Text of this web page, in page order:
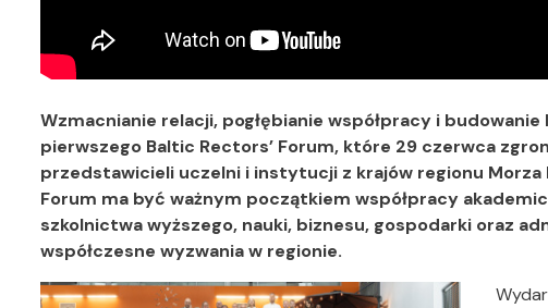
Wzmacnianie relacji, pogłębianie współpracy i
pierwszego Baltic Rectors’ Forum, które 29 czerwca
przedstawicieli uczelni i instytucji z krajów regionu
Forum ma być ważnym początkiem współpracy
szkolnictwa wyższego, nauki, biznesu, gospodarki oraz
współczesne wyzwania w regionie.